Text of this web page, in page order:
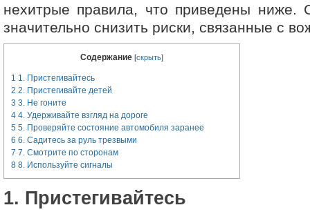
нехитрые правила, что приведены
значительно снизить риски, связанные с
Содержание [скрыть]
1 1. Пристегивайтесь
2 2. Пристегивайте детей
3 3. Не гоните
4 4. Удерживайте взгляд на дороге
5 5. Проверяйте состояние автомобиля заранее
6 6. Садитесь за руль трезвыми
7 7. Смотрите по сторонам
8 8. Используйте сигналы
1. Пристегивайтесь